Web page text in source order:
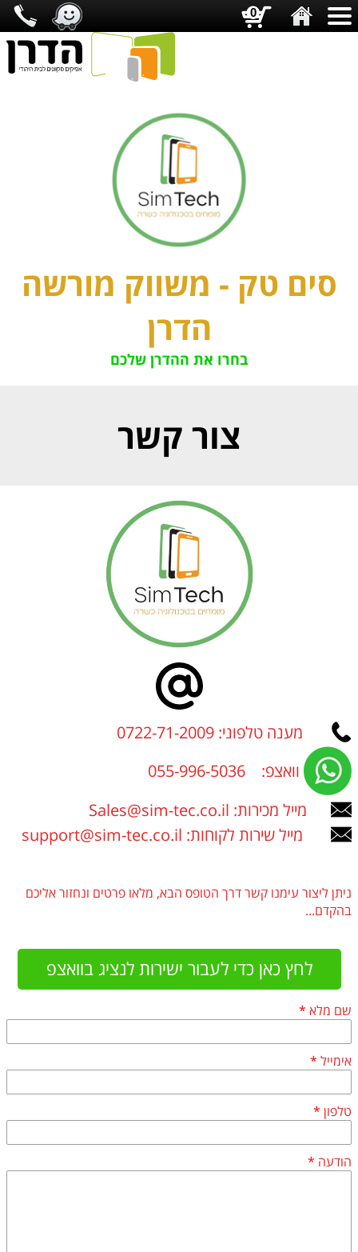
סים טק - משווק מורשה
הדרן
בחרו את ההדרן שלכם
צור קשר
מענה טלפוני: 0722-71-2009
וואצפ: 055-996-5036
מייל מכירות: Sales@sim-tec.co.il
מייל שירות לקוחות: support@sim-tec.co.il
ניתן ליצור עימנו קשר דרך הטופס הבא, מלאו פרטים ונחזור אליכם
בהקדם...
לחץ כאן כדי לעבור ישירות לנציג בוואצפ
שם מלא *
אימייל *
טלפון *
הודעה *
0